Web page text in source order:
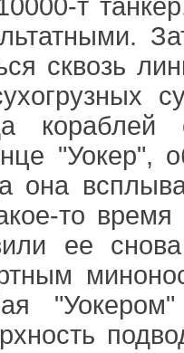
т
сквозь
"Уокер",
она
то
ее